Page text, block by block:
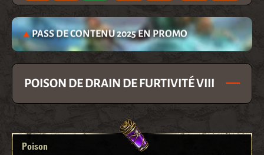
PASS DE CONTENU 2025 EN PROMO
POISON DE DRAIN DE FURTIVITÉ VIII
Poison